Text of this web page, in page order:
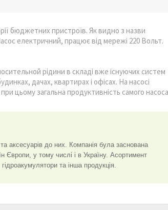
бюджетних пристроїв. Як видно з назви
електричний, працює від мережі 220 Вольт.
рідини в складі вже існуючих систем
дачах, квартирах і офісах. На насосі
цьому загальна продуктивність самого насоса
аксесуарів до них. Компанія була заснована
Європи, у тому числі і в Україну. Асортимент
та інша продукція.